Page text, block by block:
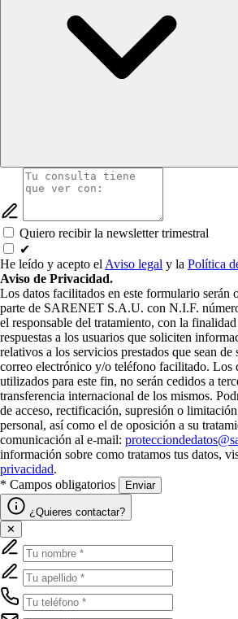
Quiero recibir la newsletter trimestral
✔
He leído y acepto el Aviso legal y la Política
Aviso de Privacidad.
Los datos facilitados en este formulario serán
parte de SARENET S.A.U. con N.I.F.
el responsable del tratamiento, con la
respuestas a los usuarios que soliciten
relativos a los servicios prestados que sean de
correo electrónico y/o teléfono facilitado. Los
utilizados para este fin, no serán cedidos a
transferencia internacional de los mismos.
de acceso, rectificación, supresión o
personal, así como el de oposición a su
comunicación al e-mail:
información sobre como tratamos tus datos,
privacidad.
* Campos obligatorios
Enviar
¿Quieres contactar?
✕